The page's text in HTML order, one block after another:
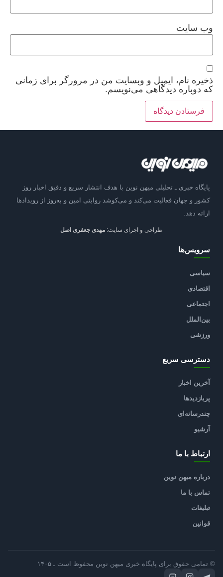
وب‌ سایت
ذخیره نام، ایمیل و وبسایت من در مرورگر برای زمانی
که دوباره دیدگاهی می‌نویسم.
پایگاه خبری ـ تحلیلی میهن نوین با هدف انتشار سریع و دقیق اخبار روز
کشور و جهان فعالیت می‌کند و می‌کوشد روایتی امین و به‌روز از رویدادها
ارائه دهد.
طراحی و اجرای سایت: مهدی جعفری اصل
سرویس‌ها
سیاسی
اقتصادی
اجتماعی
بین‌الملل
ورزشی
دسترسی سریع
آخرین اخبار
پربازدیدها
چندرسانه‌ای
آرشیو
ارتباط با ما
درباره میهن نوین
تماس با ما
تبلیغات
قوانین
© تمامی حقوق برای پایگاه خبری میهن نوین محفوظ است ـ ۱۴۰۵